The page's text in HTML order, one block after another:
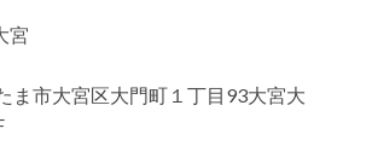
宮
ま市大宮区大門町１丁目93大宮大